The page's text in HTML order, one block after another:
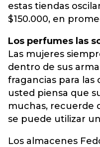
estas tiendas
$150.000, en
Los perfumes las
Las mujeres
dentro de sus
fragancias para las
usted piensa que
muchas, recuerde
se puede utilizar
Los almacenes